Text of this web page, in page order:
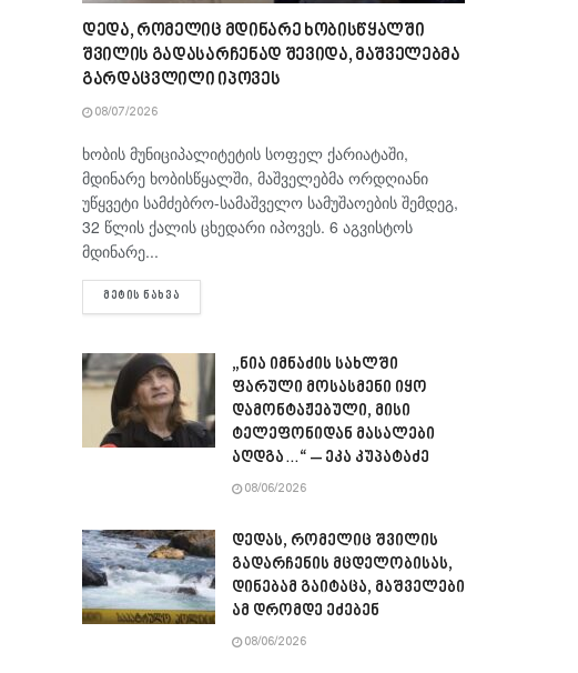
დედა, რომელიც მდინარე ხობისწყალში
შვილის გადასარჩენად შევიდა, მაშველებმა
გარდაცვლილი იპოვეს
08/07/2026
ხობის მუნიციპალიტეტის სოფელ ქარიატაში,
მდინარე ხობისწყალში, მაშველებმა ორდღიანი
უწყვეტი სამძებრო-სამაშველო სამუშაოების შემდეგ,
32 წლის ქალის ცხედარი იპოვეს. 6 აგვისტოს
მდინარე...
ᲛᲔᲢᲘᲡ ᲜᲐᲮᲕᲐ
„ნია იმნაძის სახლში
ფარული მოსასმენი იყო
დამონტაჟებული, მისი
ტელეფონიდან მასალები
აღდგა…“ – ეკა კუპატაძე
08/06/2026
დედას, რომელიც შვილის
გადარჩენის მცდელობისას,
დინებამ გაიტაცა, მაშველები
ამ დრომდე ეძებენ
08/06/2026